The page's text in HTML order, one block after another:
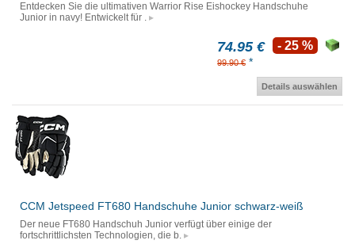
Entdecken Sie die ultimativen Warrior Rise Eishockey Handschuhe
Junior in navy! Entwickelt für .
74.95 €
99.90 € *
- 25 %
Details auswählen
CCM Jetspeed FT680 Handschuhe Junior schwarz-weiß
Der neue FT680 Handschuh Junior verfügt über einige der
fortschrittlichsten Technologien, die b.